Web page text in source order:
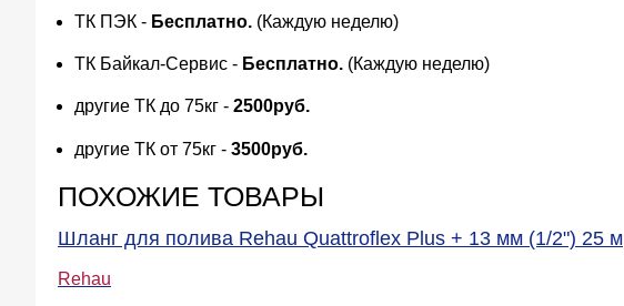
ТК ПЭК - Бесплатно. (Каждую неделю)
ТК Байкал-Сервис - Бесплатно. (Каждую неделю)
другие ТК до 75кг - 2500руб.
другие ТК от 75кг - 3500руб.
ПОХОЖИЕ ТОВАРЫ
Шланг для полива Rehau Quattroflex Plus + 13 мм (1/2ʺ) 25 м
Rehau